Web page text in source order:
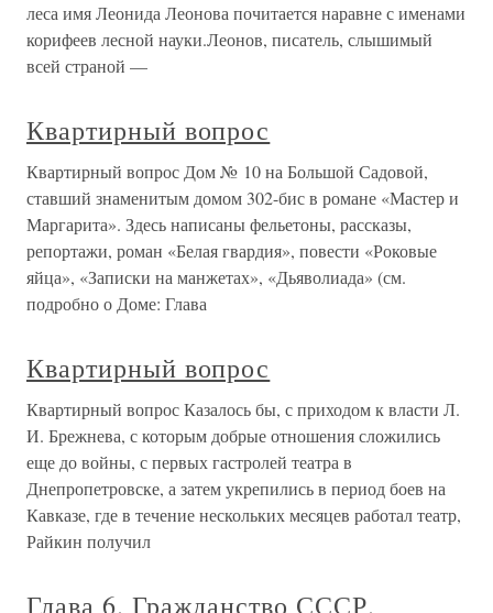
леса имя Леонида Леонова почитается наравне с именами
корифеев лесной науки.Леонов, писатель, слышимый
всей страной —
Квартирный вопрос
Квартирный вопрос Дом № 10 на Большой Садовой,
ставший знаменитым домом 302-бис в романе «Мастер и
Маргарита». Здесь написаны фельетоны, рассказы,
репортажи, роман «Белая гвардия», повести «Роковые
яйца», «Записки на манжетах», «Дьяволиада» (см.
подробно о Доме: Глава
Квартирный вопрос
Квартирный вопрос Казалось бы, с приходом к власти Л.
И. Брежнева, с которым добрые отношения сложились
еще до войны, с первых гастролей театра в
Днепропетровске, а затем укрепились в период боев на
Кавказе, где в течение нескольких месяцев работал театр,
Райкин получил
Глава 6. Гражданство СССР.